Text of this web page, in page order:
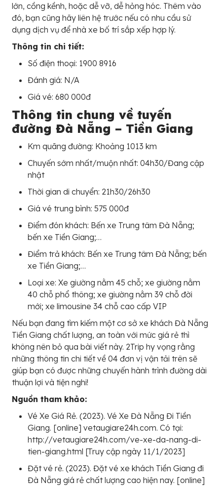
lớn, cồng kềnh, hoặc dễ vỡ, dễ hỏng hóc. Thêm vào
đó, bạn cũng hãy liên hệ trước nếu có nhu cầu sử
dụng dịch vụ để nhà xe bố trí sắp xếp hợp lý.
Thông tin chi tiết:
Số điện thoại: 1900 8916
Đánh giá: N/A
Giá vé: 680 000đ
Thông tin chung về tuyến
đường Đà Nẵng – Tiền Giang
Km quãng đường: Khoảng 1013 km
Chuyến sớm nhất/muộn nhất: 04h30/Đang cập
nhật
Thời gian di chuyển: 21h30/26h30
Giá vé trung bình: 575 000đ
Điểm đón khách: Bến xe Trung tâm Đà Nẵng;
bến xe Tiền Giang;…
Điểm trả khách: Bến xe Trung tâm Đà Nẵng; bến
xe Tiền Giang;…
Loại xe: Xe giường nằm 45 chỗ; xe giường nằm
40 chỗ phổ thông; xe giường nằm 39 chỗ đời
mới; xe limousine 34 chỗ cao cấp VIP
Nếu bạn đang tìm kiếm một cơ sở xe khách Đà Nẵng
Tiền Giang chất lượng, an toàn với mức giá rẻ thì
không nên bỏ qua bài viết này. 2Trip hy vọng rằng
những thông tin chi tiết về 04 đơn vị vận tải trên sẽ
giúp bạn có được những chuyến hành trình đường dài
thuận lợi và tiện nghi!
Nguồn tham khảo:
Vé Xe Giá Rẻ. (2023). Vé Xe Đà Nẵng Đi Tiền
Giang. [online] vetaugiare24h.com. Có tại:
http://vetaugiare24h.com/ve-xe-da-nang-di-
tien-giang.html [Truy cập ngày 11/1/2023]
Đặt vé rẻ. (2023). Đặt vé xe khách Tiền Giang đi
Đà Nẵng giá rẻ chất lượng cao hiện nay. [online]